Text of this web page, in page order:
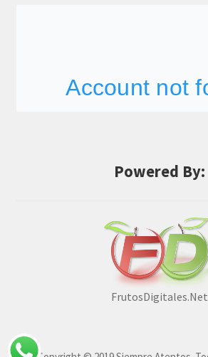
Powered By:
FrutosDigitales.Net